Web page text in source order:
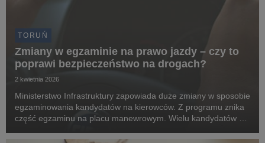
TORUŃ
Zmiany w egzaminie na prawo jazdy – czy to
poprawi bezpieczeństwo na drogach?
2 kwietnia 2026
Ministerstwo Infrastruktury zapowiada duże zmiany w sposobie
egzaminowania kandydatów na kierowców. Z programu znika
część egzaminu na placu manewrowym. Wielu kandydatów nie
teoretyczną. Pytania mają dotyczyć faktycznyc...